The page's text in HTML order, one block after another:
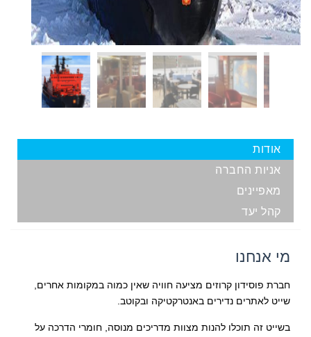
אודות
אניות החברה
מאפיינים
קהל יעד
מי אנחנו
חברת פוסידון קרוזים מציעה חוויה שאין כמוה במקומות אחרים,
שייט לאתרים נדירים באנטרקטיקה ובקוטב.
בשייט זה תוכלו להנות מצוות מדריכים מנוסה, חומרי הדרכה על